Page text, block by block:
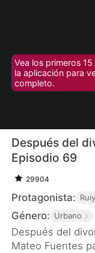
Vea los primeros
la aplicación para
completo.
Después del
Episodio 69
29904
Protagonista:
Género: Urbano
Después del
Mateo Fuentes